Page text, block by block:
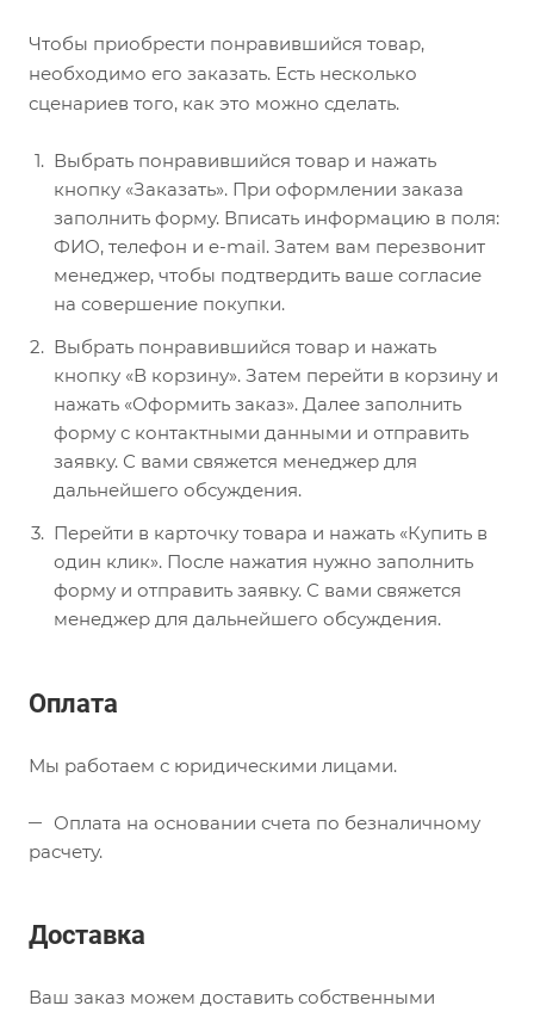
Чтобы приобрести понравившийся товар,
необходимо его заказать. Есть несколько
сценариев того, как это можно сделать.
Выбрать понравившийся товар и нажать
кнопку «Заказать». При оформлении заказа
заполнить форму. Вписать информацию в поля:
ФИО, телефон и e-mail. Затем вам перезвонит
менеджер, чтобы подтвердить ваше согласие
на совершение покупки.
Выбрать понравившийся товар и нажать
кнопку «В корзину». Затем перейти в корзину и
нажать «Оформить заказ». Далее заполнить
форму с контактными данными и отправить
заявку. С вами свяжется менеджер для
дальнейшего обсуждения.
Перейти в карточку товара и нажать «Купить в
один клик». После нажатия нужно заполнить
форму и отправить заявку. С вами свяжется
менеджер для дальнейшего обсуждения.
Оплата
Мы работаем с юридическими лицами.
Оплата на основании счета по безналичному
расчету.
Доставка
Ваш заказ можем доставить собственными